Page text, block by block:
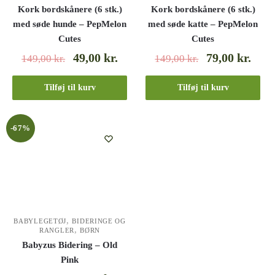
Kork bordskånere (6 stk.)
med søde hunde – PepMelon
Cutes
149,00kr. 49,00kr.
Tilføj til kurv
Kork bordskånere (6 stk.)
med søde katte – PepMelon
Cutes
149,00kr. 79,00kr.
Tilføj til kurv
-67%
BABYLEGETØJ,BIDERINGE OG
RANGLER ,BØRN
Babyzus Bidering – Old
Pink